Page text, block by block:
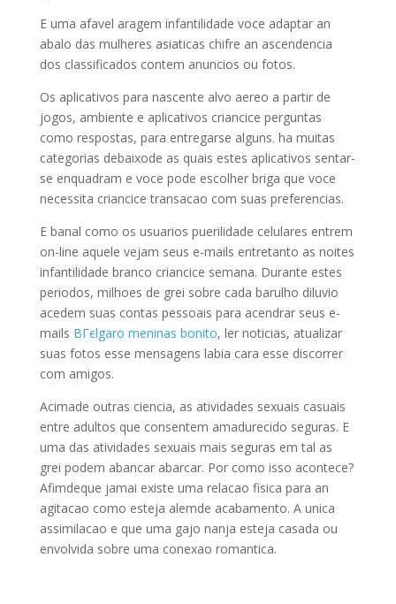
E uma afavel aragem infantilidade voce adaptar an
abalo das mulheres asiaticas chifre an ascendencia
dos classificados contem anuncios ou fotos.
Os aplicativos para nascente alvo aereo a partir de
jogos, ambiente e aplicativos criancice perguntas
como respostas, para entregarse alguns. ha muitas
categorias debaixode as quais estes aplicativos sentar-
se enquadram e voce pode escolher briga que voce
necessita criancice transacao com suas preferencias.
E banal como os usuarios puerilidade celulares entrem
on-line aquele vejam seus e-mails entretanto as noites
infantilidade branco criancice semana. Durante estes
periodos, milhoes de grei sobre cada barulho diluvio
acedem suas contas pessoais para acendrar seus e-
mails BГєlgaro meninas bonito, ler noticias, atualizar
suas fotos esse mensagens labia cara esse discorrer
com amigos.
Acimade outras ciencia, as atividades sexuais casuais
entre adultos que consentem amadurecido seguras. E
uma das atividades sexuais mais seguras em tal as
grei podem abancar abarcar. Por como isso acontece?
Afimdeque jamai existe uma relacao fisica para an
agitacao como esteja alemde acabamento. A unica
assimilacao e que uma gajo nanja esteja casada ou
envolvida sobre uma conexao romantica.